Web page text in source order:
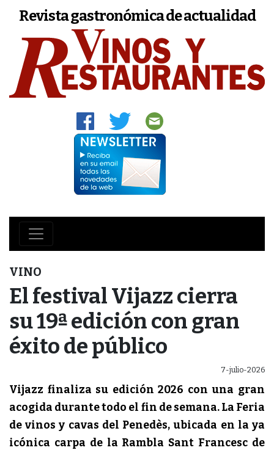
Revista gastronómica de actualidad
VINO
El festival Vijazz cierra
su 19ª edición con gran
éxito de público
7-julio-2026
Vijazz finaliza su edición 2026 con una gran
acogida durante todo el fin de semana. La Feria
de vinos y cavas del Penedès, ubicada en la ya
icónica carpa de la Rambla Sant Francesc de